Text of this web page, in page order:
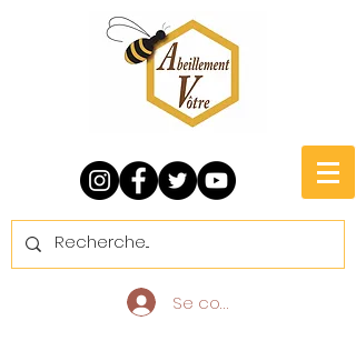
Se connecter